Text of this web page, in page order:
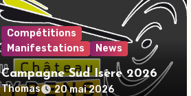
Compétitions
Manifestations
News
Campagne Sud Isère 2026
Thomas 20 mai 2026